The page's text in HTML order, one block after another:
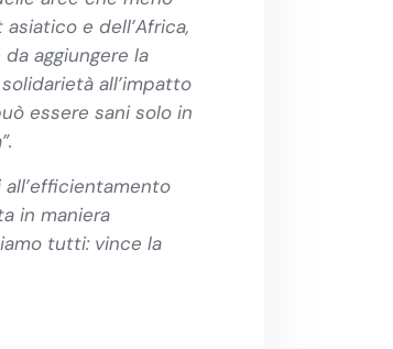
e dell’Africa,
aggiungere la
all’impatto
essere sani solo in
in maniera
tutti: vince la